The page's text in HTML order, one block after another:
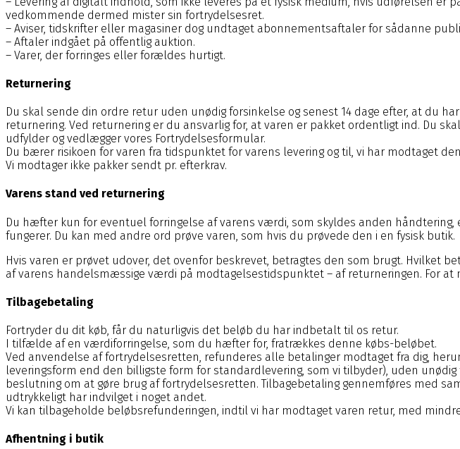
vedkommende dermed mister sin fortrydelsesret.
– Aviser, tidskrifter eller magasiner dog undtaget abonnementsaftaler for sådanne
– Aftaler indgået på offentlig auktion.
– Varer, der forringes eller forældes hurtigt.
Returnering
Du skal sende din ordre retur uden unødig forsinkelse og senest 14 dage efter, at du
returnering. Ved returnering er du ansvarlig for, at varen er pakket ordentligt ind. Du
udfylder og vedlægger vores Fortrydelsesformular.
Du bærer risikoen for varen fra tidspunktet for varens levering og til, vi har modtaget
Vi modtager ikke pakker sendt pr. efterkrav.
Varens stand ved returnering
Du hæfter kun for eventuel forringelse af varens værdi, som skyldes anden
fungerer. Du kan med andre ord prøve varen, som hvis du prøvede den i en fysisk butik.
Hvis varen er prøvet udover, det ovenfor beskrevet, betragtes den som brugt. Hvilket
af varens handelsmæssige værdi på modtagelsestidspunktet – af returneringen. For
Tilbagebetaling
Fortryder du dit køb, får du naturligvis det beløb du har indbetalt til os retur.
I tilfælde af en værdiforringelse, som du hæfter for, fratrækkes denne købs-beløbet.
Ved anvendelse af fortrydelsesretten, refunderes alle betalinger modtaget fra dig,
leveringsform end den billigste form for standardlevering, som vi tilbyder), uden
beslutning om at gøre brug af fortrydelsesretten. Tilbagebetaling gennemføres med
udtrykkeligt har indvilget i noget andet.
Vi kan tilbageholde beløbsrefunderingen, indtil vi har modtaget varen retur, med
Afhentning i butik